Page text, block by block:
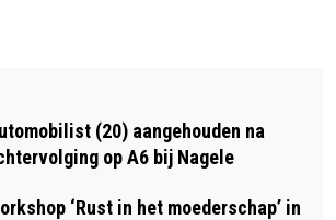
VAN WERKSPOT: "MET
AANPASSINGEN
EEN VERSCHIL”
DEZE ZOMER
DE WERELD VAN
WOUDAGEMAAL
(20) aangehouden na
op A6 bij Nagele
‘Rust in het moederschap’ in